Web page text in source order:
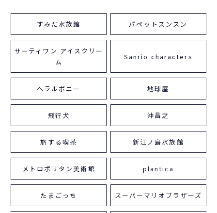
すみだ水族館 パペットスンスン
サーティワン アイスクリー
ム
Sanrio characters
ヘラルボニー 地球屋
飛行犬 沖昌之
旅する喫茶 新江ノ島水族館
メトロポリタン美術館 plantica
たまごっち スーパーマリオブラザーズ